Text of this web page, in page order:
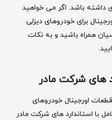
داشته باشد. اگر می خواهید
برای خودروهای دیزلی
همراه باشید و به نکات
های شرکت مادر
اورجینال خودروهای
با استاندارد های شرکت مادر